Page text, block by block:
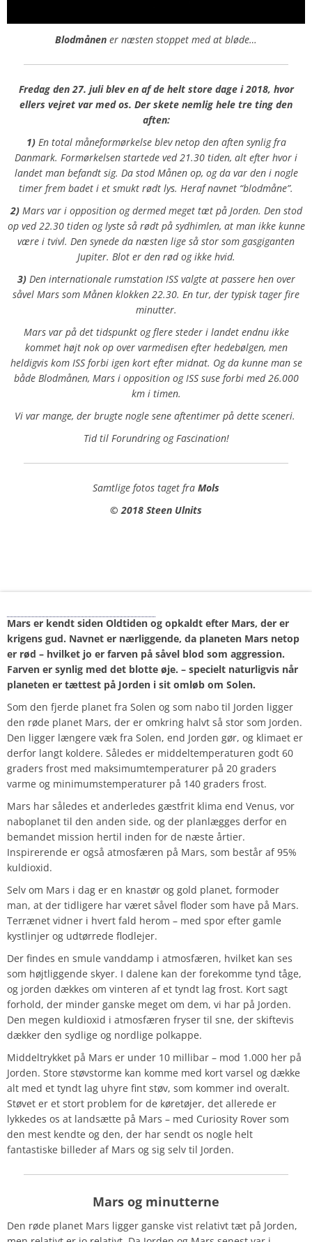
Blodmånen er næsten stoppet med at bløde…
Fredag den 27. juli blev en af de helt store dage i 2018, hvor
ellers vejret var med os. Der skete nemlig hele tre ting den
aften:
1)En total måneformørkelse blev netop den aften synlig fra
Danmark. Formørkelsen startede ved 21.30 tiden, alt efter hvor i
landet man befandt sig. Da stod Månen op, og da var den i nogle
timer frem badet i et smukt rødt lys. Heraf navnet “blodmåne”.
2)Mars var i opposition og dermed meget tæt på Jorden. Den stod
op ved 22.30 tiden og lyste så rødt på sydhimlen, at man ikke kunne
være i tvivl. Den synede da næsten lige så stor som gasgiganten
Jupiter. Blot er den rød og ikke hvid.
3)Den internationale rumstation ISS valgte at passere hen over
såvel Mars som Månen klokken 22.30. En tur, der typisk tager fire
minutter.
Mars var på det tidspunkt og flere steder i landet endnu ikke
kommet højt nok op over varmedisen efter hedebølgen, men
heldigvis kom ISS forbi igen kort efter midnat. Og da kunne man se
både Blodmånen, Mars i opposition og ISS suse forbi med 26.000
km i timen.
Vi var mange, der brugte nogle sene aftentimer på dette sceneri.
Tid til Forundring og Fascination!
Samtlige fotos taget fra Mols
© 2018 Steen Ulnits
Mars er kendt siden Oldtiden og opkaldt efter Mars, der er
krigens gud. Navnet er nærliggende, da planeten Mars netop
er rød – hvilket jo er farven på såvel blod som aggression.
Farven er synlig med det blotte øje. – specielt naturligvis når
planeten er tættest på Jorden i sit omløb om Solen.
Som den fjerde planet fra Solen og som nabo til Jorden ligger
den røde planet Mars, der er omkring halvt så stor som Jorden.
Den ligger længere væk fra Solen, end Jorden gør, og klimaet er
derfor langt koldere. Således er middeltemperaturen godt 60
graders frost med maksimumtemperaturer på 20 graders
varme og minimumstemperaturer på 140 graders frost.
Mars har således et anderledes gæstfrit klima end Venus, vor
naboplanet til den anden side, og der planlægges derfor en
bemandet mission hertil inden for de næste årtier.
Inspirerende er også atmosfæren på Mars, som består af 95%
kuldioxid.
Selv om Mars i dag er en knastør og gold planet, formoder
man, at der tidligere har været såvel floder som have på Mars.
Terrænet vidner i hvert fald herom – med spor efter gamle
kystlinjer og udtørrede flodlejer.
Der findes en smule vanddamp i atmosfæren, hvilket kan ses
som højtliggende skyer. I dalene kan der forekomme tynd tåge,
og jorden dækkes om vinteren af et tyndt lag frost. Kort sagt
forhold, der minder ganske meget om dem, vi har på Jorden.
Den megen kuldioxid i atmosfæren fryser til sne, der skiftevis
dækker den sydlige og nordlige polkappe.
Middeltrykket på Mars er under 10 millibar – mod 1.000 her på
Jorden. Store støvstorme kan komme med kort varsel og dække
alt med et tyndt lag uhyre fint støv, som kommer ind overalt.
Støvet er et stort problem for de køretøjer, det allerede er
lykkedes os at landsætte på Mars – med Curiosity Rover som
den mest kendte og den, der har sendt os nogle helt
fantastiske billeder af Mars og sig selv til Jorden.
Mars og minutterne
Den røde planet Mars ligger ganske vist relativt tæt på Jorden,